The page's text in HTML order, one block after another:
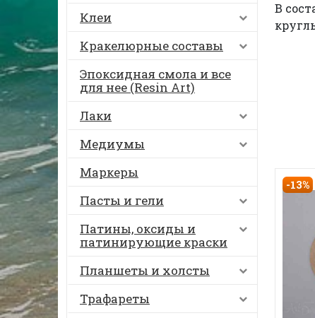
Клеи
Кракелюрные составы
Эпоксидная смола и все
для нее (Resin Art)
Лаки
Медиумы
Маркеры
Пасты и гели
Патины, оксиды и
патинирующие краски
Планшеты и холсты
Трафареты
В
-13%